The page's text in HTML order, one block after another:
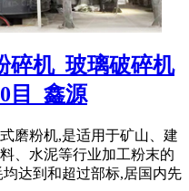
碎机_玻璃破碎机
目_鑫源
磨粉机,是适用于矿山、建
、水泥等行业加工粉末的
达到和超过部标,居国内先